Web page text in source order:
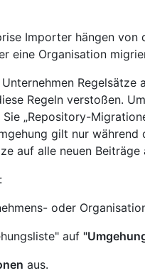
Importer hängen von
eine Organisation
Regeln verstoßen.
„Repository-
gilt nur
auf alle neuen Beiträge
oder
auf
aus.